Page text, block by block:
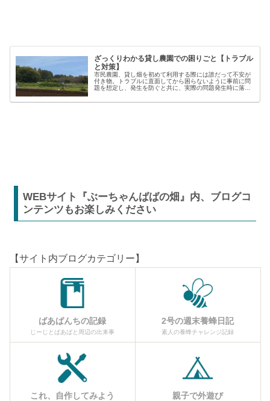
ざっくりわかる貸し農園での困りごと【トラブル
と対策】
市民農園、貸し畑を初めて利用する際には誰だって不安が
付き物。トラブルに直面してから困らないように事前に問
題を想定し、発生を防ぐと共に、実際の問題発生時に落ち
【困った】と【トラブル】困りごとト...
WEBサイト『ぶーちゃんばばの畑』内、ブログコ
ンテンツもお楽しみください
【サイト内ブログカテゴリー】
ばあばんちの記録
じーじとばあばと周辺の出来事
2号の週末養蜂日記
素人の養蜂チャレンジ記録
これ、自作してみよう 親子で外遊び